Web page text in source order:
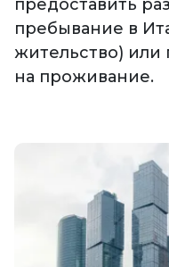
предоставить
пребывание в
жительство)
на проживание.